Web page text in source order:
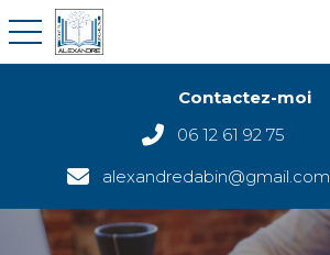
toggle navigation
Contactez-moi
06 12 61 92 75
alexandredabin@gmail.com